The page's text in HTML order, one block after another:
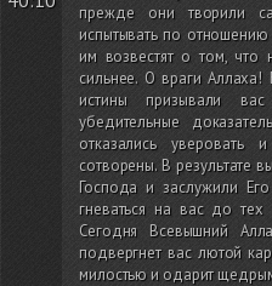
прежде они творили
испытывать по
им возвестят о том,
сильнее. О враги
истины призывали
убедительные
отказались
сотворены. В результате
Господа и заслужили
гневаться на вас до
Сегодня Всевышний
подвергнет вас лютой
милостью и одарит